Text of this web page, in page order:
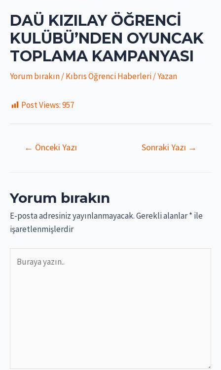
DAÜ KIZILAY ÖĞRENCI
KULÜBÜ’NDEN OYUNCAK
TOPLAMA KAMPANYASI
Yorum bırakın/Kıbrıs Öğrenci Haberleri/ Yazan
Post Views:957
← Önceki Yazı Sonraki Yazı →
Yorum bırakın
E-posta adresiniz yayınlanmayacak.Gerekli alanlar* ile
işaretlenmişlerdir
yazın..